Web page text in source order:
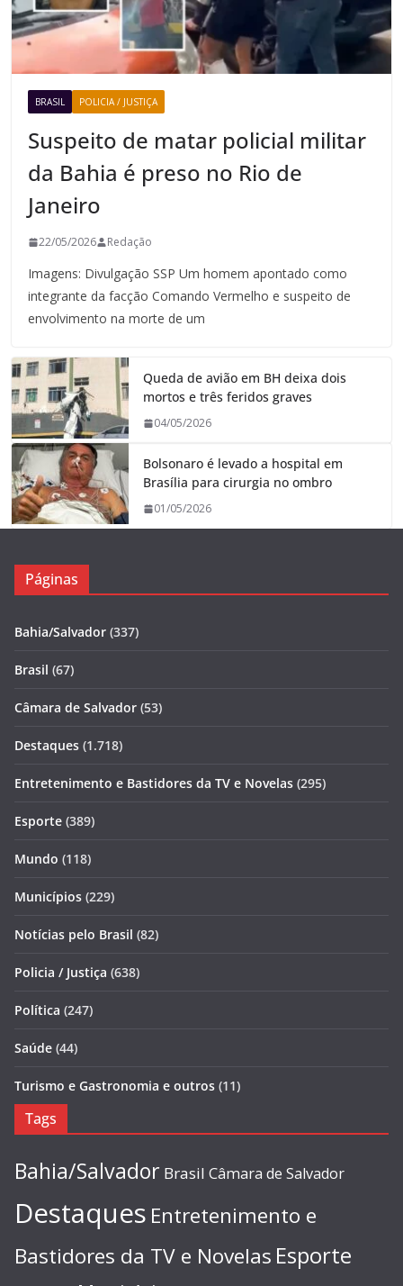
BRASIL POLICIA / JUSTIÇA
Suspeito de matar policial militar
da Bahia é preso no Rio de
Janeiro
22/05/2026 Redação
Imagens: Divulgação SSP Um homem apontado como
integrante da facção Comando Vermelho e suspeito de
envolvimento na morte de um
Queda de avião em BH deixa dois
mortos e três feridos graves
04/05/2026
Bolsonaro é levado a hospital em
Brasília para cirurgia no ombro
01/05/2026
Páginas
Bahia/Salvador (337)
Brasil (67)
Câmara de Salvador (53)
Destaques (1.718)
Entretenimento e Bastidores da TV e Novelas (295)
Esporte (389)
Mundo (118)
Municípios (229)
Notícias pelo Brasil (82)
Policia / Justiça (638)
Política (247)
Saúde (44)
Turismo e Gastronomia e outros (11)
Tags
Bahia/Salvador Brasil Câmara de Salvador
Destaques Entretenimento e
Bastidores da TV e Novelas Esporte